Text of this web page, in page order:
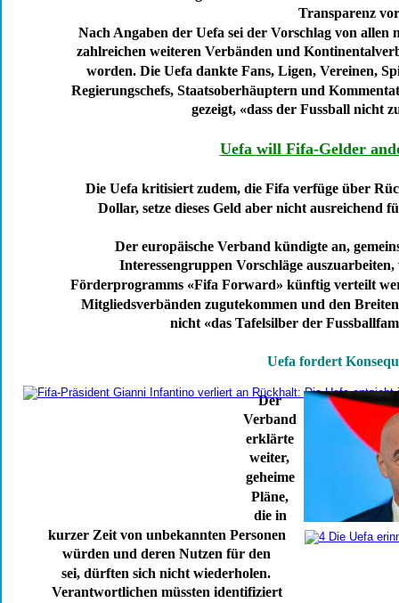
Transparenz
Nach Angaben der Uefa sei der Vorschlag von
zahlreichen weiteren Verbänden und
worden. Die Uefa dankte Fans, Ligen, Vereinen,
Regierungschefs, Staatsoberhäuptern und
gezeigt, «dass der Fussball nicht
Uefa will Fifa-Gelder
Die Uefa kritisiert zudem, die Fifa verfüge über
Dollar, setze dieses Geld aber nicht ausreichend
Der europäische Verband kündigte an,
Interessengruppen Vorschläge
Förderprogramms «Fifa Forward» künftig verteilt
Mitgliedsverbänden zugutekommen und den
nicht «das Tafelsilber der
Uefa fordert
Der
Verband
erklärte
weiter,
geheime
Pläne,
die in
kurzer Zeit von unbekannten Personen
würden und deren Nutzen für den
sei, dürften sich nicht wiederholen.
Verantwortlichen müssten identifiziert